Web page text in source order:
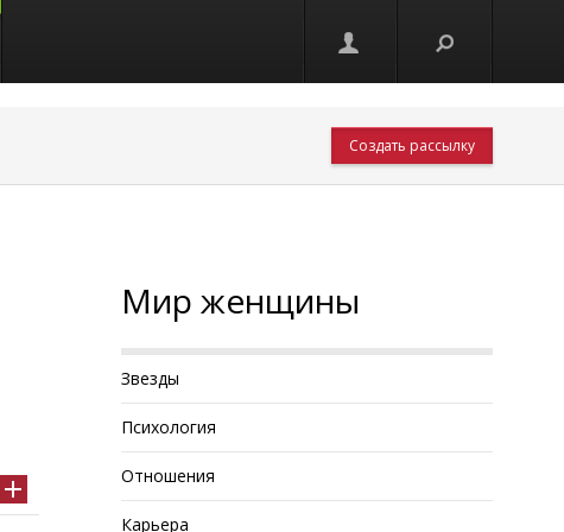
Создать рассылку
Мир женщины
Звезды
Психология
Отношения
Карьера